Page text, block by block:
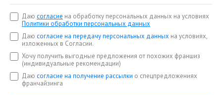
Даю согласие на обработку персональных данных на условиях
Политики обработки персональных данных
Даю согласие на передачу персональных данных на условиях,
изложенных в Согласии.
Хочу получить выгодные предложения от похожих франшиз
(индивидуальные рекомендации)
Даю согласие на получение рассылки о спецпредложениях
франчайзинга